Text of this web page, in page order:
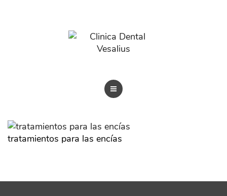
REVISTAS
tratamientos para las encías